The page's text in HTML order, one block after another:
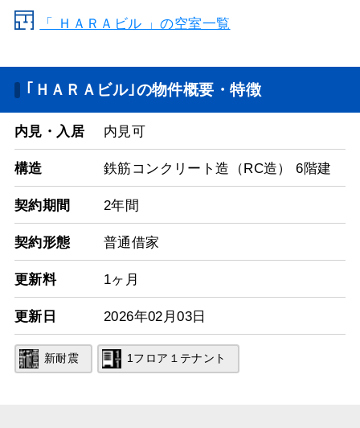
「 ＨＡＲＡビル 」の空室一覧
｢ＨＡＲＡビル｣の物件概要・特徴
内見・入居 内見可
構造 鉄筋コンクリート造（RC造） 6階建
契約期間 2年間
契約形態 普通借家
更新料 1ヶ月
更新日 2026年02月03日
新耐震 1フロア１テナント